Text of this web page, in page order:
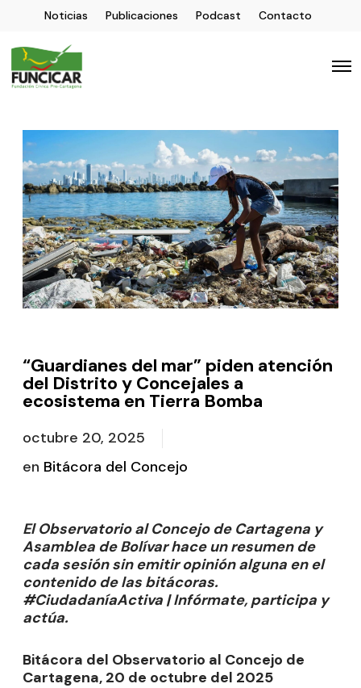
Noticias Publicaciones Podcast Contacto
“Guardianes del mar” piden atención
del Distrito y Concejales a
ecosistema en Tierra Bomba
octubre 20, 2025
en Bitácora del Concejo
El Observatorio al Concejo de Cartagena y
Asamblea de Bolívar hace un resumen de
cada sesión sin emitir opinión alguna en el
contenido de las bitácoras.
#CiudadaníaActiva | Infórmate, participa y
actúa.
Bitácora del Observatorio al Concejo de
Cartagena, 20 de octubre del 2025